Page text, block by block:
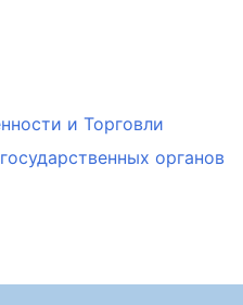
и Торговли
органов